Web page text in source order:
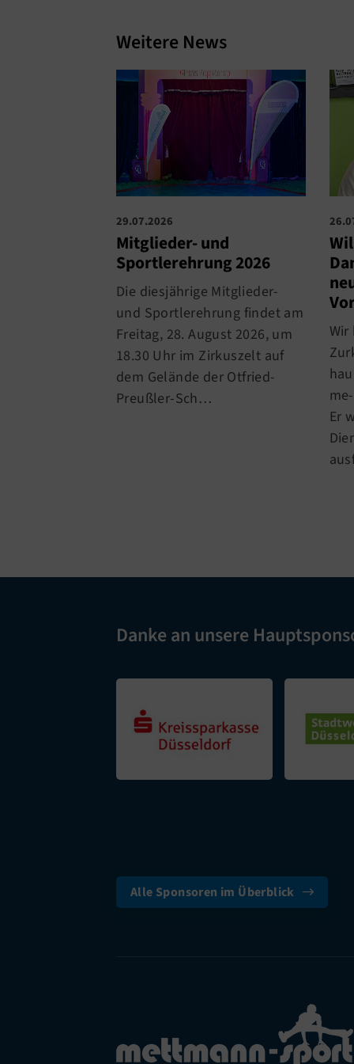
Weitere News
29.07.2026
Mitglieder- und
Sportlerehrung 2026
Die diesjährige Mitglieder-
und Sportlerehrung findet am
Freitag, 28. August 2026, um
18.30 Uhr im Zirkuszelt auf
dem Gelände der Otfried-
Preußler-Sch…
Wir
Er
Danke an unsere
Alle Sponsoren im Überblick